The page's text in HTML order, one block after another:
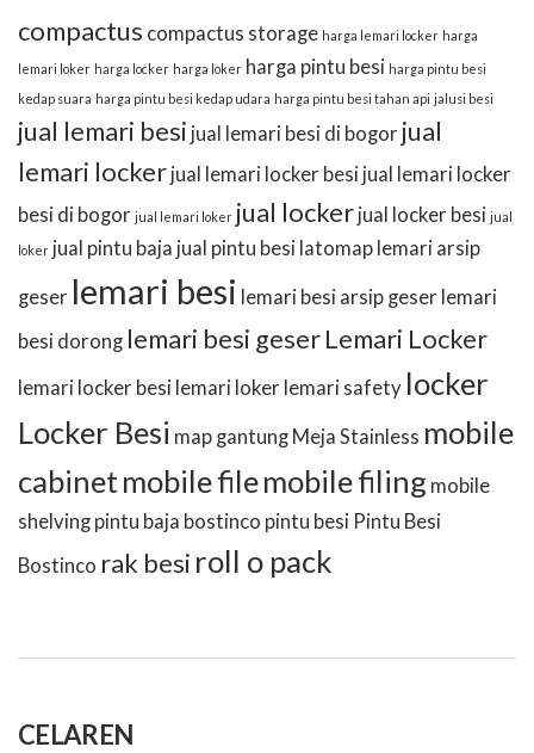
compactus compactus storage harga lemari locker harga
lemari loker harga locker harga loker harga pintu besi harga pintu besi
kedap suara harga pintu besi kedap udara harga pintu besi tahan api jalusi besi
jual lemari besi jual lemari besi di bogor jual
lemari lockerjual lemari locker besi jual lemari locker
besi di bogor jual lemari loker jual lockerjual locker besi jual
loker jual pintu baja jual pintu besi latomaplemari arsip
geser lemari besi lemari besi arsip geser lemari
besi dorong lemari besi geserLemari Locker
lemari locker besi lemari loker lemari safety locker
Locker Besi map gantungMeja Stainless mobile
cabinetmobile filemobile filing mobile
shelvingpintu baja bostinco pintu besi Pintu Besi
Bostinco rak besi roll o pack
CELAREN